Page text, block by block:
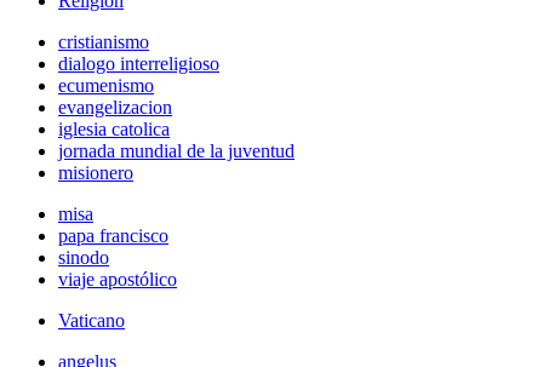
cristianismo
dialogo interreligioso
ecumenismo
evangelizacion
iglesia catolica
jornada mundial de la juventud
misionero
misa
papa francisco
sinodo
viaje apostólico
Vaticano
angelus